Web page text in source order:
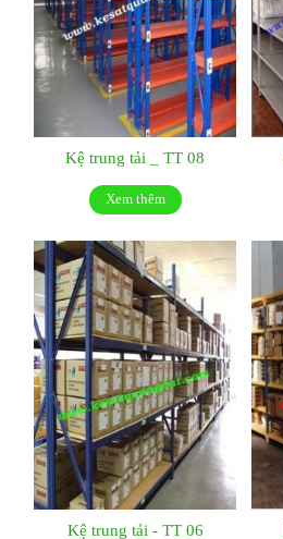
Kệ trung tải _ TT 08
Xem thêm
Kệ trung tải - TT 06